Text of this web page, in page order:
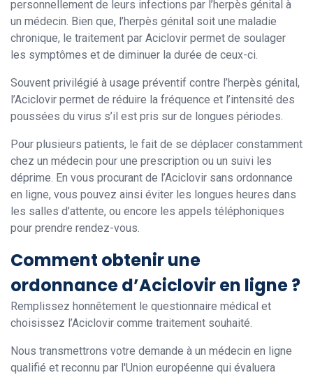
personnellement de leurs infections par l’herpès génital à
un médecin. Bien que, l’herpès génital soit une maladie
chronique, le traitement par Aciclovir permet de soulager
les symptômes et de diminuer la durée de ceux-ci.
Souvent privilégié à usage préventif contre l’herpès génital,
l’Aciclovir permet de réduire la fréquence et l’intensité des
poussées du virus s’il est pris sur de longues périodes.
Pour plusieurs patients, le fait de se déplacer constamment
chez un médecin pour une prescription ou un suivi les
déprime. En vous procurant de l’Aciclovir sans ordonnance
en ligne, vous pouvez ainsi éviter les longues heures dans
les salles d’attente, ou encore les appels téléphoniques
pour prendre rendez-vous.
Comment obtenir une
ordonnance d’Aciclovir en ligne ?
Remplissez honnêtement le questionnaire médical et
choisissez l’Aciclovir comme traitement souhaité.
Nous transmettrons votre demande à un médecin en ligne
qualifié et reconnu par l'Union européenne qui évaluera